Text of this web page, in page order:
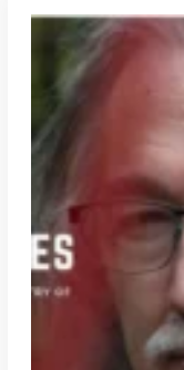
as
a
physical